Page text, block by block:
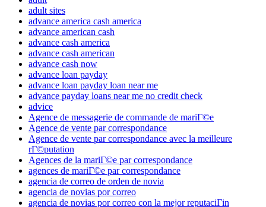
adult sites
advance america cash america
advance american cash
advance cash america
advance cash american
advance cash now
advance loan payday
advance loan payday loan near me
advance payday loans near me no credit check
advice
Agence de messagerie de commande de mariГ©e
Agence de vente par correspondance
Agence de vente par correspondance avec la meilleure
rГ©putation
Agences de la mariГ©e par correspondance
agences de mariГ©e par correspondance
agencia de correo de orden de novia
agencia de novias por correo
agencia de novias por correo con la mejor reputaciГіn